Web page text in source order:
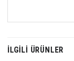
İLGILI ÜRÜNLER